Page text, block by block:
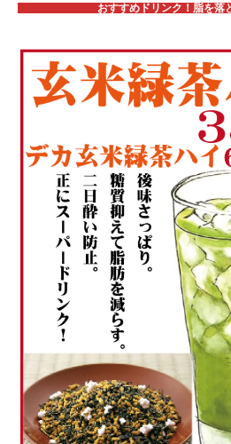
おすすめドリンク！脂を落